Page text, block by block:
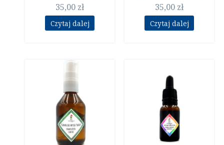
35,00 zł
Czytaj dalej
35,00 zł
Czytaj dalej